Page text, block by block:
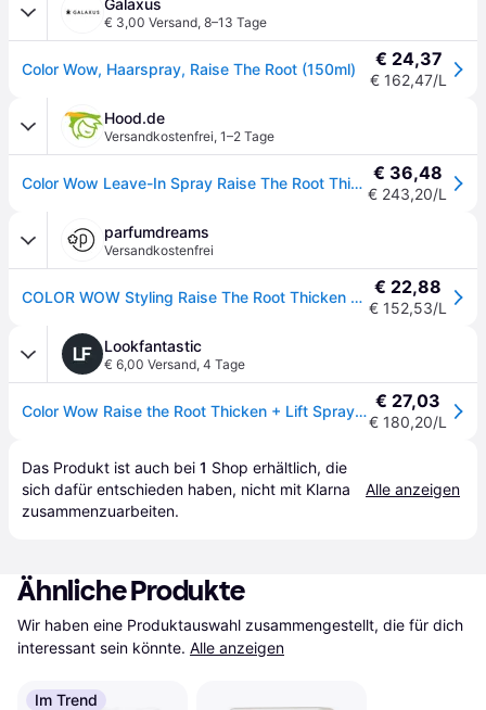
Galaxus
€ 3,00 Versand, 8–13 Tage
Color Wow, Haarspray, Raise The Root (150ml) € 24,37
€ 162,47/L
Hood.de
Versandkostenfrei, 1–2 Tage
Color Wow Leave-In Spray Raise The Root Thicken & Lift, 150 ml € 36,48
€ 243,20/L
parfumdreams
Versandkostenfrei
COLOR WOW Styling Raise The Root Thicken & Lift Spray Haarspray Damen 150 ml € 22,88
€ 152,53/L
Lookfantastic
€ 6,00 Versand, 4 Tage
Color Wow Raise the Root Thicken + Lift Spray 150ml € 27,03
€ 180,20/L
Das Produkt ist auch bei 1 Shop erhältlich, die
sich dafür entschieden haben, nicht mit Klarna
zusammenzuarbeiten.
Alle anzeigen
Ähnliche Produkte
Wir haben eine Produktauswahl zusammengestellt, die für dich
interessant sein könnte. Alle anzeigen
Im Trend